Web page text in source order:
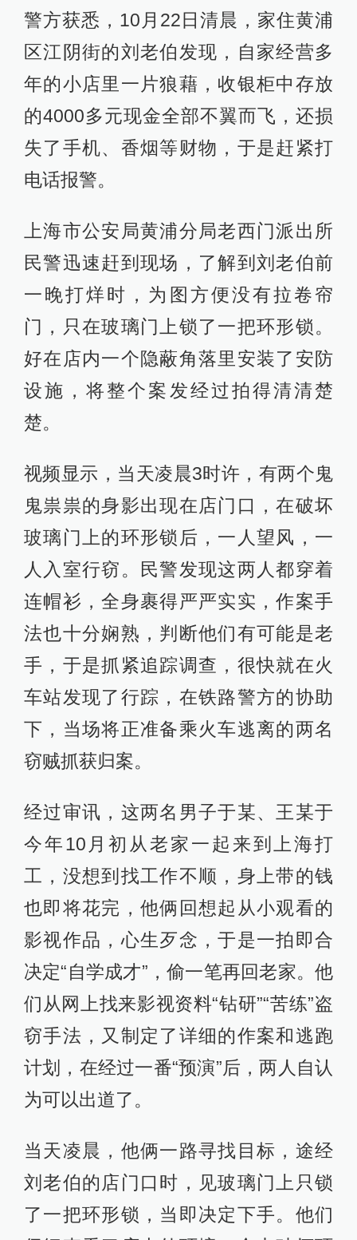
警方获悉，10月22日清晨，家住黄浦
区江阴街的刘老伯发现，自家经营多
年的小店里一片狼藉，收银柜中存放
的4000多元现金全部不翼而飞，还损
失了手机、香烟等财物，于是赶紧打
电话报警。
上海市公安局黄浦分局老西门派出所
民警迅速赶到现场，了解到刘老伯前
一晚打烊时，为图方便没有拉卷帘
门，只在玻璃门上锁了一把环形锁。
好在店内一个隐蔽角落里安装了安防
设施，将整个案发经过拍得清清楚
楚。
视频显示，当天凌晨3时许，有两个鬼
鬼祟祟的身影出现在店门口，在破坏
玻璃门上的环形锁后，一人望风，一
人入室行窃。民警发现这两人都穿着
连帽衫，全身裹得严严实实，作案手
法也十分娴熟，判断他们有可能是老
手，于是抓紧追踪调查，很快就在火
车站发现了行踪，在铁路警方的协助
下，当场将正准备乘火车逃离的两名
窃贼抓获归案。
经过审讯，这两名男子于某、王某于
今年10月初从老家一起来到上海打
工，没想到找工作不顺，身上带的钱
也即将花完，他俩回想起从小观看的
影视作品，心生歹念，于是一拍即合
决定“自学成才”，偷一笔再回老家。他
们从网上找来影视资料“钻研”“苦练”盗
窃手法，又制定了详细的作案和逃跑
计划，在经过一番“预演”后，两人自认
为可以出道了。
当天凌晨，他俩一路寻找目标，途经
刘老伯的店门口时，见玻璃门上只锁
了一把环形锁，当即决定下手。他们